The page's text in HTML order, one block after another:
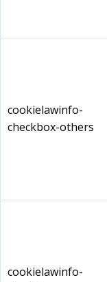
cookielawinfo-
checkbox-others
cookielawinfo-